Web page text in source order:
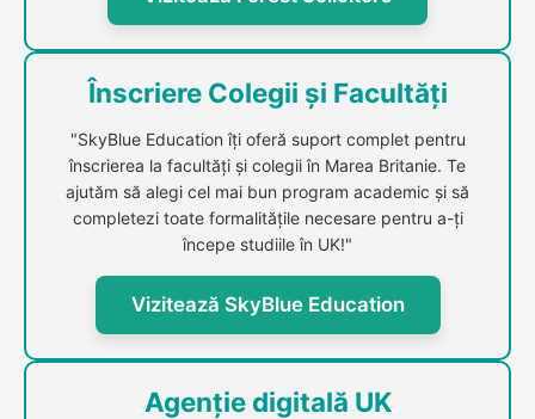
Înscriere Colegii și Facultăți
"SkyBlue Education îți oferă suport complet pentru
înscrierea la facultăți și colegii în Marea Britanie. Te
ajutăm să alegi cel mai bun program academic și să
completezi toate formalitățile necesare pentru a-ți
începe studiile în UK!"
Vizitează SkyBlue Education
Agenție digitală UK